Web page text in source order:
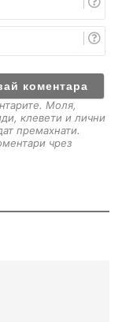
е
a
Моля,
клевети и лични
премахнати.
чрез